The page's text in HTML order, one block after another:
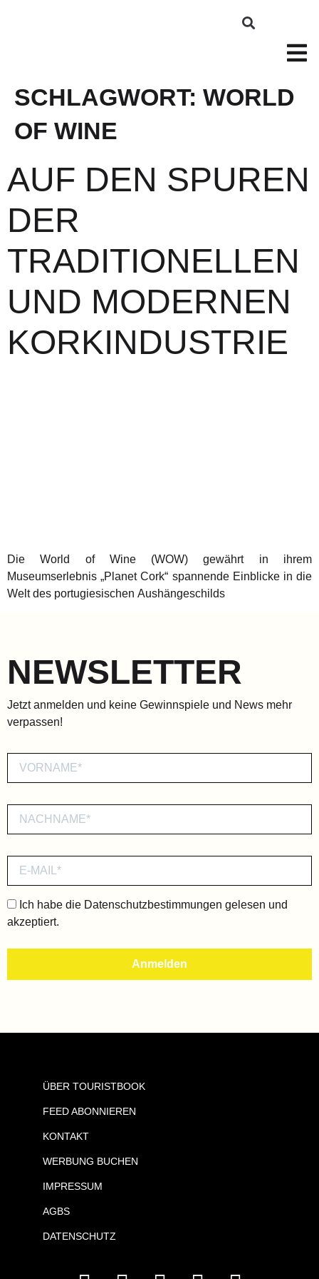
SCHLAGWORT: WORLD
OF WINE
AUF DEN SPUREN
DER
TRADITIONELLEN
UND MODERNEN
KORKINDUSTRIE
Die World of Wine (WOW) gewährt in ihrem
Museumserlebnis „Planet Cork“ spannende Einblicke in die
Welt des portugiesischen Aushängeschilds
NEWSLETTER
Jetzt anmelden und keine Gewinnspiele und News mehr
verpassen!
Ich habe die Datenschutzbestimmungen gelesen und
akzeptiert.
ÜBER TOURISTBOOK
FEED ABONNIEREN
KONTAKT
WERBUNG BUCHEN
IMPRESSUM
AGBS
DATENSCHUTZ